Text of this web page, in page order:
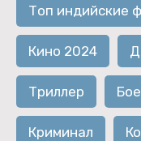
Топ индийские
Кино 2024
Триллер
Криминал